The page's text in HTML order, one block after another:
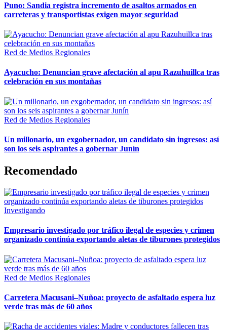
Puno: Sandia registra incremento de asaltos armados en
carreteras y transportistas exigen mayor seguridad
Red de Medios Regionales
Ayacucho: Denuncian grave afectación al apu Razuhuillca tras
celebración en sus montañas
Red de Medios Regionales
Un millonario, un exgobernador, un candidato sin ingresos: así
son los seis aspirantes a gobernar Junín
Recomendado
Investigando
Empresario investigado por tráfico ilegal de especies y crimen
organizado continúa exportando aletas de tiburones protegidos
Red de Medios Regionales
Carretera Macusani–Nuñoa: proyecto de asfaltado espera luz
verde tras más de 60 años